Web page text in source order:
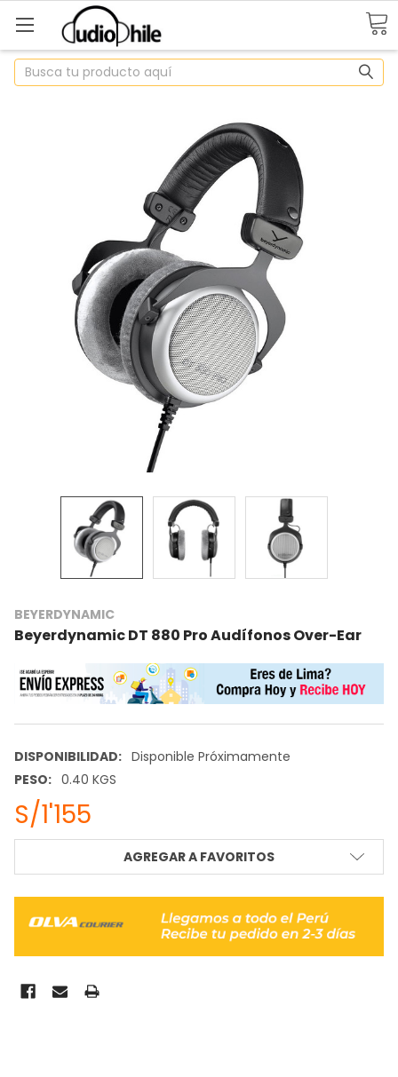
Buscar
BEYERDYNAMIC
Beyerdynamic DT 880 Pro Audífonos Over-Ear
DISPONIBILIDAD: Disponible Próximamente
PESO: 0.40 KGS
S/1'155
AGREGAR A FAVORITOS